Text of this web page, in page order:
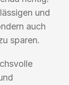
und
auch
sparen.